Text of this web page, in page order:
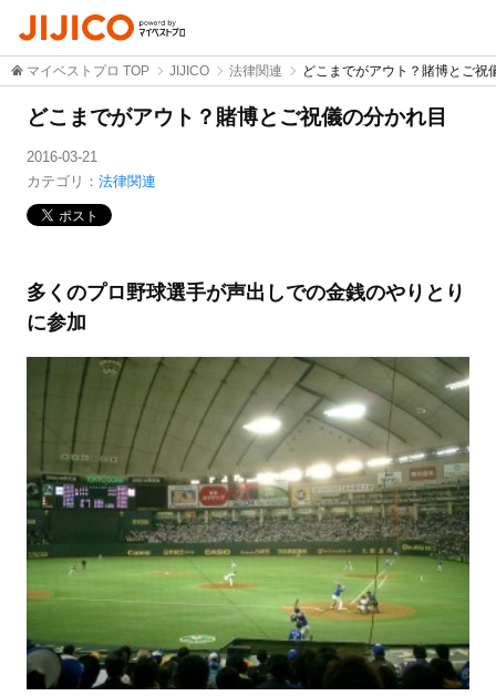
マイベストプロ TOP JIJICO 法律関連 どこまでがアウト？賭博とご祝
どこまでがアウト？賭博とご祝儀の分かれ目
2016-03-21
カテゴリ： 法律関連
多くのプロ野球選手が声出しでの金銭のやりとり
に参加